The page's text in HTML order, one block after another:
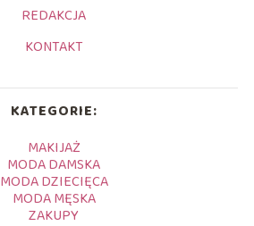
REDAKCJA
KONTAKT
KATEGORIE:
MAKIJAŻ
MODA DAMSKA
MODA DZIECIĘCA
MODA MĘSKA
ZAKUPY